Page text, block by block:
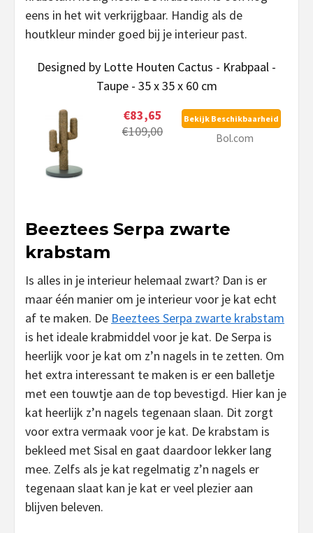
eens in het wit verkrijgbaar. Handig als de
houtkleur minder goed bij je interieur past.
Designed by Lotte Houten Cactus - Krabpaal -
Taupe - 35 x 35 x 60 cm
€83,65
€109,00
Bekijk Beschikbaarheid
Bol.com
Beeztees Serpa zwarte
krabstam
Is alles in je interieur helemaal zwart? Dan is er
maar één manier om je interieur voor je kat echt
af te maken. De Beeztees Serpa zwarte krabstam
is het ideale krabmiddel voor je kat. De Serpa is
heerlijk voor je kat om z’n nagels in te zetten. Om
het extra interessant te maken is er een balletje
met een touwtje aan de top bevestigd. Hier kan je
kat heerlijk z’n nagels tegenaan slaan. Dit zorgt
voor extra vermaak voor je kat. De krabstam is
bekleed met Sisal en gaat daardoor lekker lang
mee. Zelfs als je kat regelmatig z’n nagels er
tegenaan slaat kan je kat er veel plezier aan
blijven beleven.